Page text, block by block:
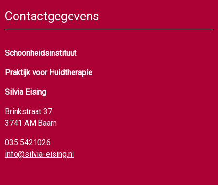
Contactgegevens
Schoonheidsinstituut
Praktijk voor Huidtherapie
Silvia Eising
Brinkstraat 37
3741 AM Baarn
035 5421026
info@silvia-eising.nl